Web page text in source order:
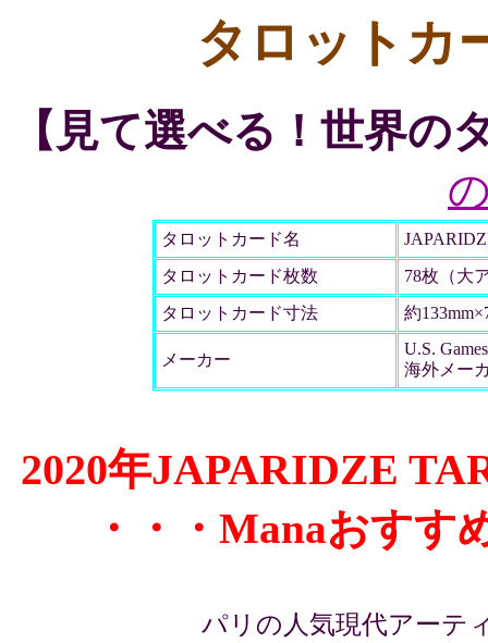
タロットカ
【見て選べる！世界の
タロットカード名
タロットカード枚数
78枚（大
タロットカード寸法
約
メーカー
U.S.
海外メー
2020年JAPARIDZE
・・・Manaおすす
パリの人気現代アーテ